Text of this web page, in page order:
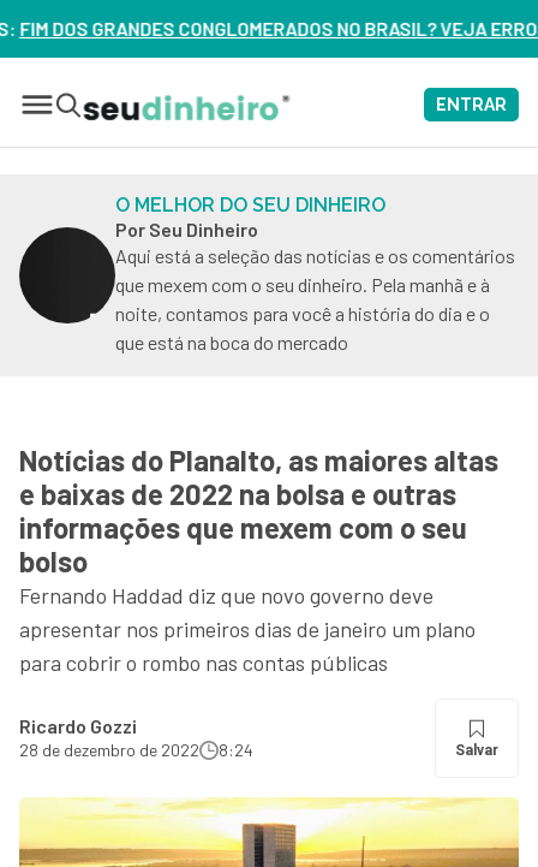
NO BRASIL? VEJA ERROS DE 3 DELES – ASSISTA
ENTRAR
O MELHOR DO SEU DINHEIRO
Por Seu Dinheiro
Aqui está a seleção das notícias e os comentários
que mexem com o seu dinheiro. Pela manhã e à
noite, contamos para você a história do dia e o
que está na boca do mercado
Notícias do Planalto, as maiores altas
e baixas de 2022 na bolsa e outras
informações que mexem com o seu
bolso
Fernando Haddad diz que novo governo deve
apresentar nos primeiros dias de janeiro um plano
para cobrir o rombo nas contas públicas
Ricardo Gozzi
28 de dezembro de 2022 8:24 Salvar